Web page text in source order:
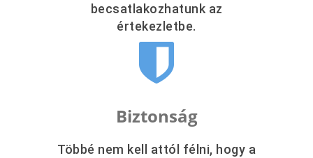
becsatlakozhatunk az
értekezletbe.
Biztonság
Többé nem kell attól félni, hogy a